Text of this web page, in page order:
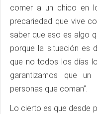
comer a un chico en
precariedad que vive
saber que eso es algo
porque la situación es
que no todos los días
garantizamos que
personas que coman”.
Lo cierto es que desde